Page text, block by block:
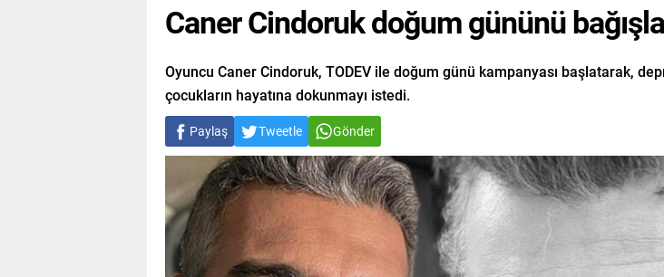
Caner Cindoruk doğum gününü
Oyuncu Caner Cindoruk, TODEV ile doğum günü kampanyası başlatarak,
çocukların hayatına dokunmayı istedi.
Paylaş Tweetle Gönder